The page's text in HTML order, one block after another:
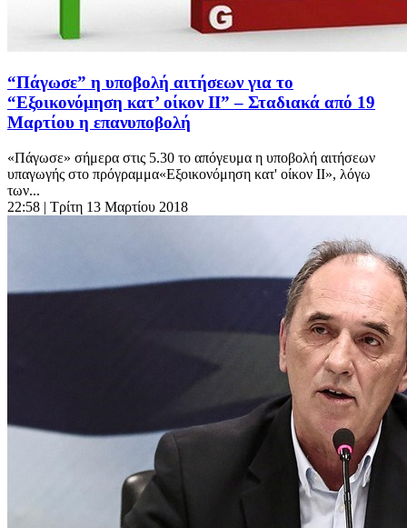
“Πάγωσε” η υποβολή αιτήσεων για το
“Εξοικονόμηση κατ’ οίκον ΙΙ” – Σταδιακά από 19
Μαρτίου η επανυποβολή
«Πάγωσε» σήμερα στις 5.30 το απόγευμα η υποβολή αιτήσεων
υπαγωγής στο πρόγραμμα«Εξοικονόμηση κατ' οίκον ΙΙ», λόγω
των...
22:58 | Τρίτη 13 Μαρτίου 2018